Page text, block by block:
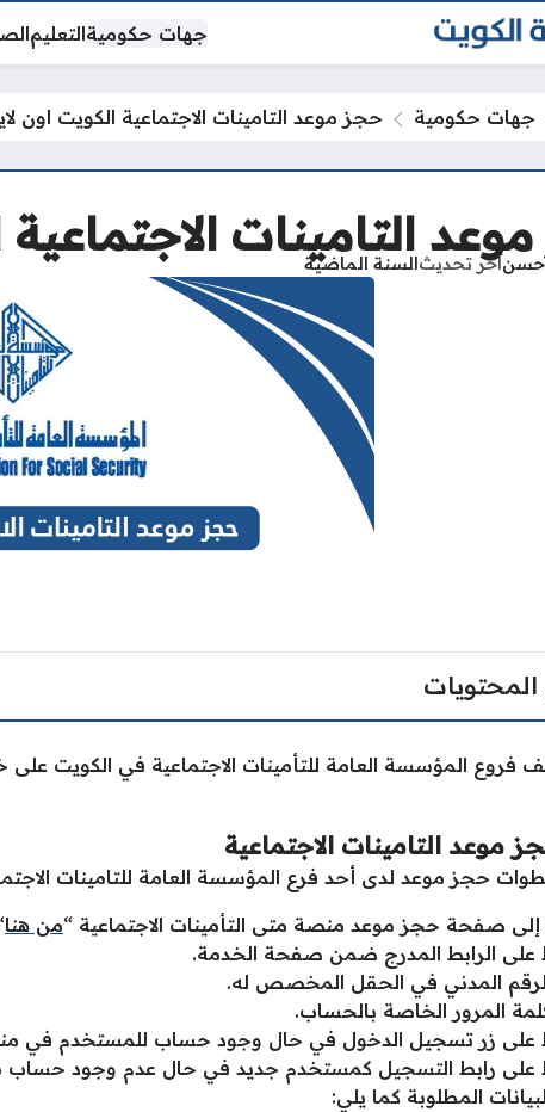
جهات حكوميةالتعليم
جهات حكومية حجز موعد التامينات الاجتماعية الكويت اون
التامينات الاجتماعية
حسنآخر تحديثالسنة الماضية
فروع المؤسسة العامة للتأمينات الاجتماعية في الكويت
موعد التامينات الاجتماعية
حجز موعد لدى أحد فرع المؤسسة العامة للتامينات
إلى صفحة حجز موعد منصة متى التأمينات الاجتماعية “من هنا
على الرابط المدرج ضمن صفحة الخدمة.
المدني في الحقل المخصص له.
المرور الخاصة بالحساب.
على زر تسجيل الدخول في حال وجود حساب للمستخدم في
على رابط التسجيل كمستخدم جديد في حال عدم وجود
المطلوبة كما يلي: